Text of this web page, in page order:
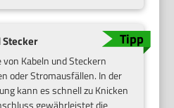
Stecker
Kabeln und Steckern
oder Stromausfällen. In der
kann es schnell zu Knicken